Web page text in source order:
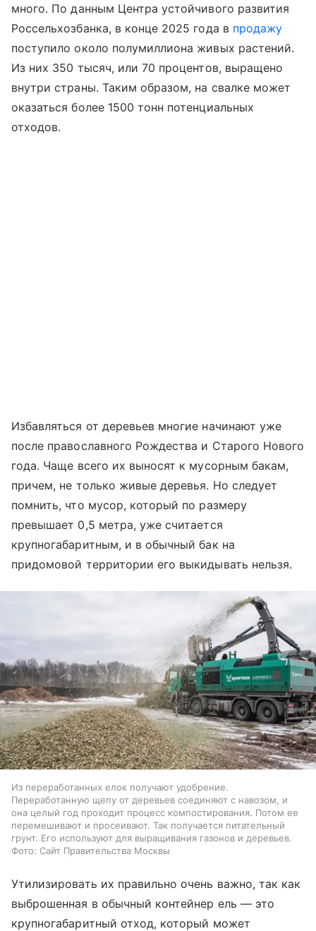
много. По данным Центра устойчивого развития
Россельхозбанка, в конце 2025 года в продажу
поступило около полумиллиона живых растений.
Из них 350 тысяч, или 70 процентов, выращено
внутри страны. Таким образом, на свалке может
оказаться более 1500 тонн потенциальных
отходов.
Избавляться от деревьев многие начинают уже
после православного Рождества и Старого Нового
года. Чаще всего их выносят к мусорным бакам,
причем, не только живые деревья. Но следует
помнить, что мусор, который по размеру
превышает 0,5 метра, уже считается
крупногабаритным, и в обычный бак на
придомовой территории его выкидывать нельзя.
Из переработанных елок получают удобрение.
Переработанную щепу от деревьев соединяют с навозом, и
она целый год проходит процесс компостирования. Потом ее
перемешивают и просеивают. Так получается питательный
грунт. Его используют для выращивания газонов и деревьев.
Фото: Сайт Правительства Москвы
Утилизировать их правильно очень важно, так как
выброшенная в обычный контейнер ель — это
крупногабаритный отход, который может